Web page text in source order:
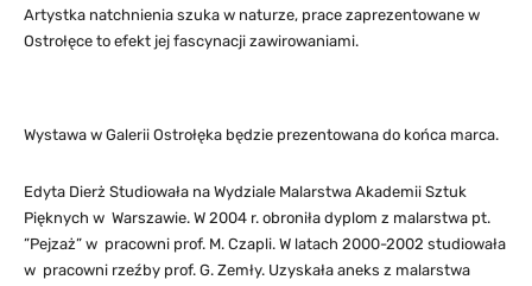
Artystka natchnienia szuka w naturze, prace zaprezentowane w
Ostrołęce to efekt jej fascynacji zawirowaniami.
Wystawa w Galerii Ostrołęka będzie prezentowana do końca marca.
Edyta Dierż Studiowała na Wydziale Malarstwa Akademii Sztuk
Pięknych w Warszawie. W 2004 r. obroniła dyplom z malarstwa pt.
”Pejzaż” w pracowni prof. M. Czapli. W latach 2000-2002 studiowała
w pracowni rzeźby prof. G. Zemły. Uzyskała aneks z malarstwa